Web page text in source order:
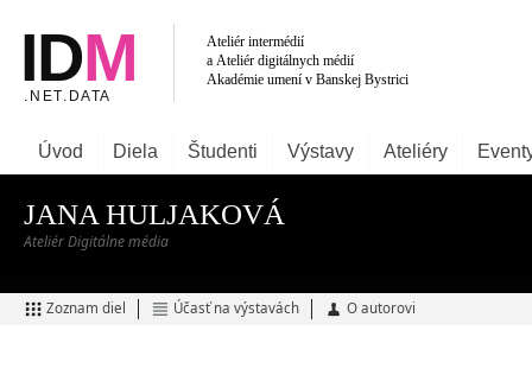
Úvod Diela Študenti Výstavy Ateliéry
JANA HULJAKOVÁ
Ateliér Digitálne média
Zoznam diel Účasť na výstavách O autorovi